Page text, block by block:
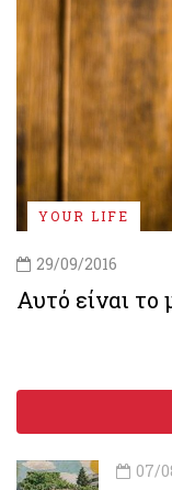
YOUR LIFE
29/09/2016
Αυτό είναι
07/